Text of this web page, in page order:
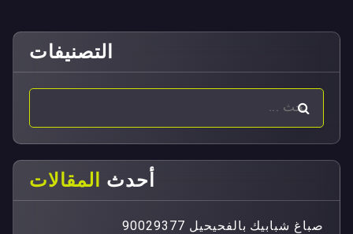
التصنيفات
أحدث المقالات
صباغ شبابيك بالفحيحيل 90029377